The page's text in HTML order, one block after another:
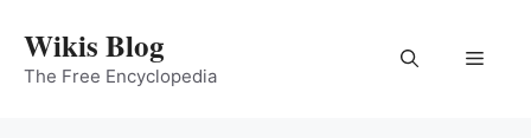
content
Wikis Blog
The Free Encyclopedia
Menu